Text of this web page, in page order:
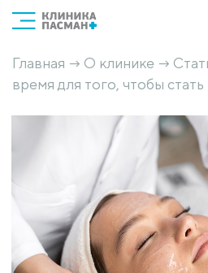
Главная → О клинике →
время для того, чтобы